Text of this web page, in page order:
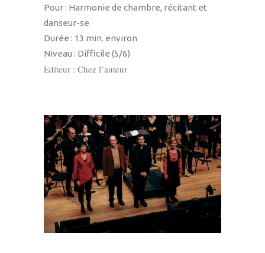
Pour : Harmonie de chambre, récitant et
danseur-se
Durée : 13 min. environ
Niveau : Difficile (5/6)
Editeur : Chez l’auteur